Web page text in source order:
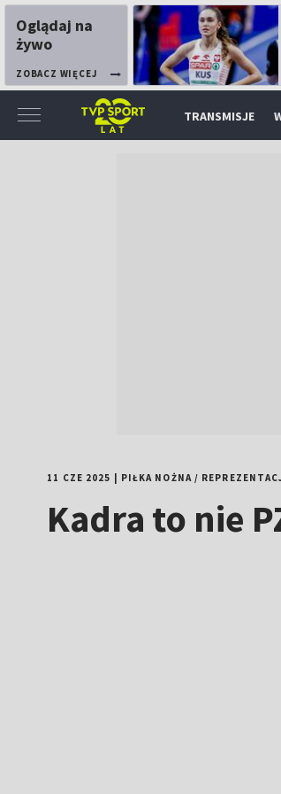
Oglądaj na
żywo
ZOBACZ WIĘCEJ
TRANSMISJE
11 CZE 2025 PIŁKA NOŻNA/
Kadra to nie